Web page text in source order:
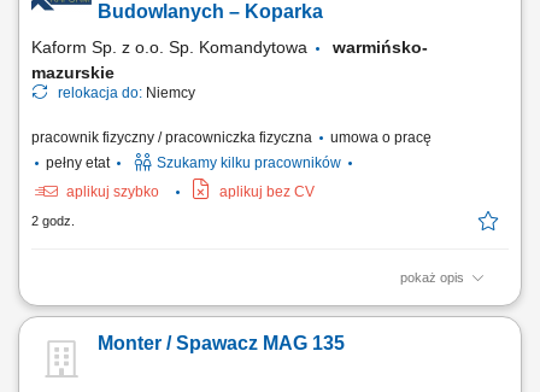
Budowlanych – Koparka
Kaform Sp. z o.o. Sp. Komandytowa
warmińsko-
mazurskie
relokacja do: Niemcy
pracownik fizyczny / pracowniczka fizyczna
umowa o pracę
pełny etat
Szukamy kilku pracowników
aplikuj szybko
aplikuj bez CV
2 godz.
pokaż opis
Opis stanowiska: Prowadzenie i obsługa koparki jednonaczyniowej na
Współpraca z zespołem budowlanym po zakończeniu pracy sprzętem.
Praca na projektach budowlanych w Niemczech.
Monter / Spawacz MAG 135